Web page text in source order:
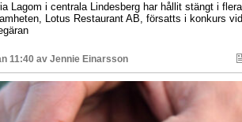
Lagom i centrala Lindesberg har hållit stängt i
Lotus Restaurant AB, försatts i konkurs
11:40 av Jennie Einarsson